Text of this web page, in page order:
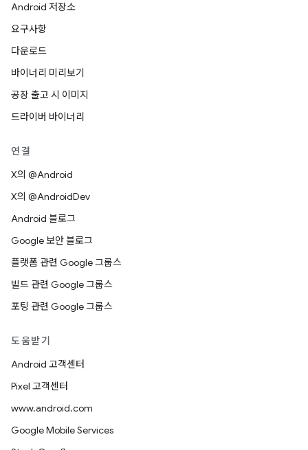
Android 저장소
요구사항
다운로드
바이너리 미리보기
공장 출고 시 이미지
드라이버 바이너리
연결
X의 @Android
X의 @AndroidDev
Android 블로그
Google 보안 블로그
플랫폼 관련 Google 그룹스
빌드 관련 Google 그룹스
포팅 관련 Google 그룹스
도움받기
Android 고객센터
Pixel 고객센터
www.android.com
Google Mobile Services